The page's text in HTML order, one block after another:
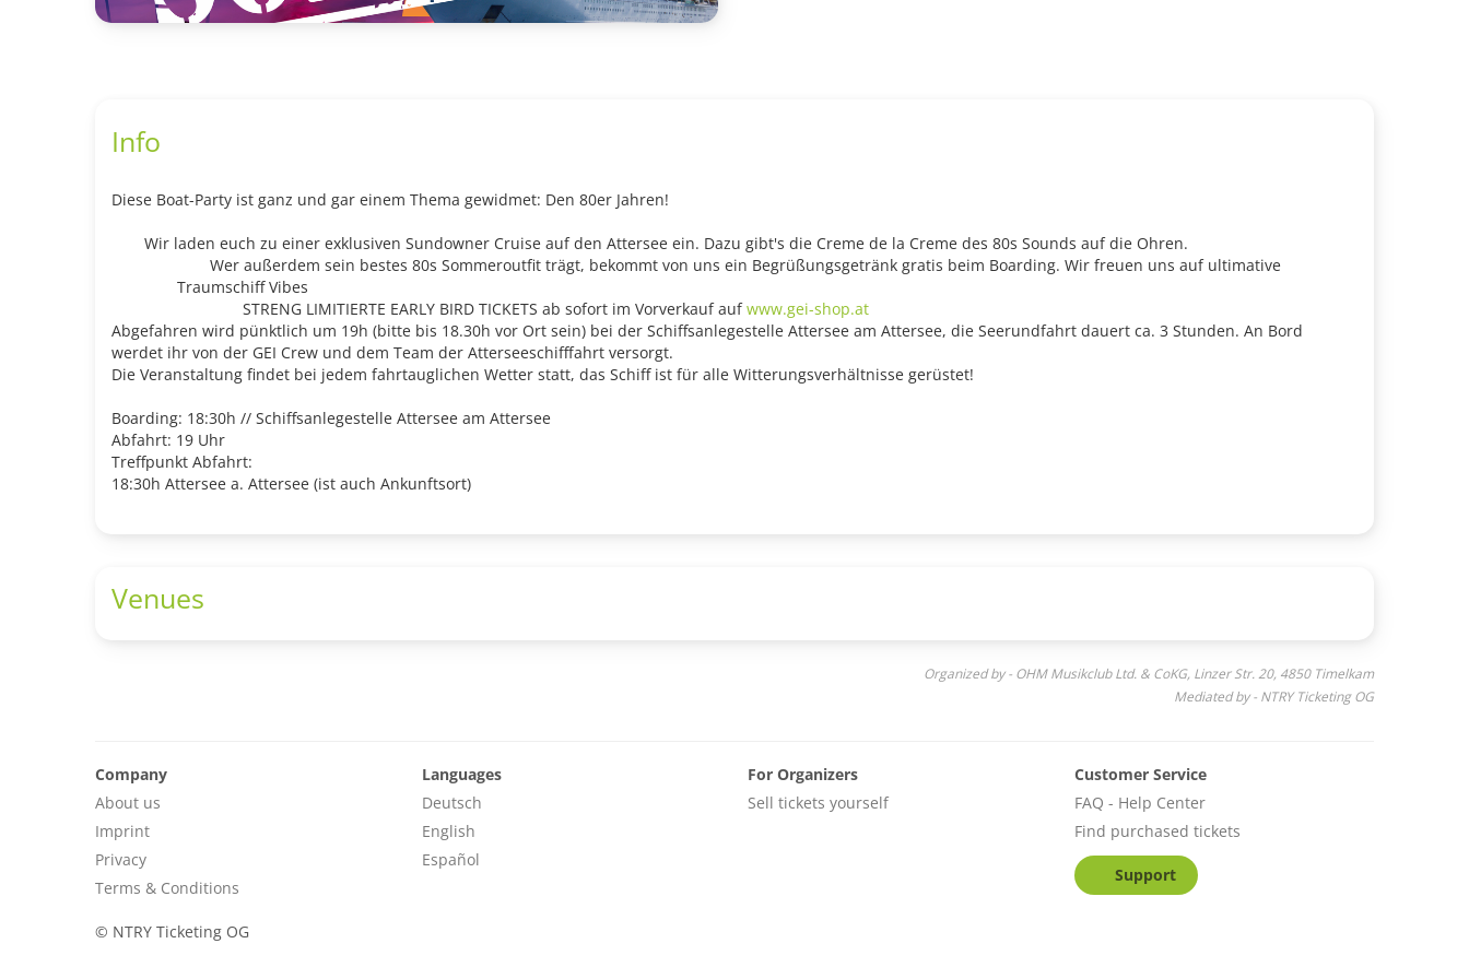
Info
Diese Boat-Party ist ganz und gar einem Thema gewidmet: Den 80er Jahren!
Wir laden euch zu einer exklusiven Sundowner Cruise auf den Attersee ein. Dazu gibt's die Creme de la Creme des 80s Sounds auf die Ohren.
Wer außerdem sein bestes 80s Sommeroutfit trägt, bekommt von uns ein Begrüßungsgetränk gratis beim Boarding. Wir freuen uns auf ultimative
Traumschiff Vibes
STRENG LIMITIERTE EARLY BIRD TICKETS ab sofort im Vorverkauf aufwww.gei-shop.at
Abgefahren wird pünktlich um 19h (bitte bis 18.30h vor Ort sein) bei der Schiffsanlegestelle Attersee am Attersee, die Seerundfahrt dauert ca. 3 Stunden. An Bord
werdet ihr von der GEI Crew und dem Team der Atterseeschifffahrt versorgt.
Die Veranstaltung findet bei jedem fahrtauglichen Wetter statt, das Schiff ist für alle Witterungsverhältnisse gerüstet!
Boarding: 18:30h // Schiffsanlegestelle Attersee am Attersee
Abfahrt: 19 Uhr
Treffpunkt Abfahrt:
18:30h Attersee a. Attersee (ist auch Ankunftsort)
Venues
Organized by - OHM Musikclub Ltd. & CoKG, Linzer Str. 20, 4850 Timelkam
Mediated by - NTRY Ticketing OG
Company
About us
Imprint
Privacy
Terms & Conditions
Languages
Deutsch
English
Español
For Organizers
Sell tickets yourself
Customer Service
FAQ - Help Center
Find purchased tickets
Support
© NTRY Ticketing OG